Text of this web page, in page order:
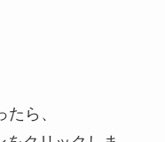
ら、